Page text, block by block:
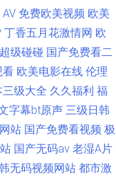
免费欧美视频 欧美
丁香五月花激情网 欧
级碰碰 国产免费看二
看 欧美电影在线 伦理
三级大全 久久福利 福
字幕bt原声 三级日韩
站 国产免费看视频 极
国产无码av 老湿A片
无码视频网站 都市激